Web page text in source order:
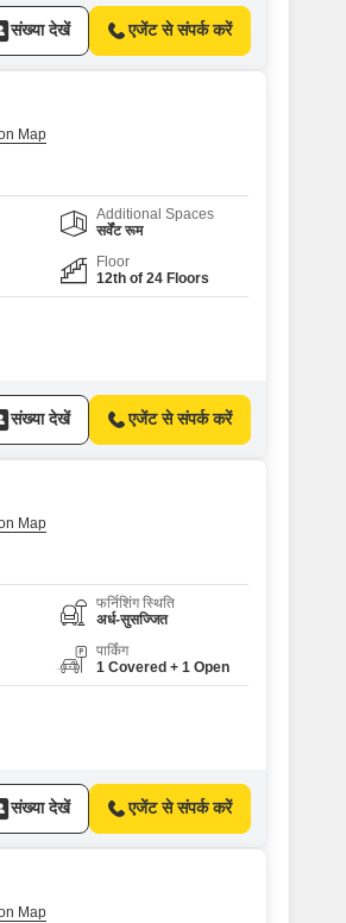
संख्या देखें एजेंट से संपर्क करें
Additional Spaces
सर्वेंट रूम
Floor
12th of 24 Floors
संख्या देखें एजेंट से संपर्क करें
फर्निशिंग स्थिति
अर्ध-सुसज्जित
पार्किंग
1 Covered + 1 Open
संख्या देखें एजेंट से संपर्क करें